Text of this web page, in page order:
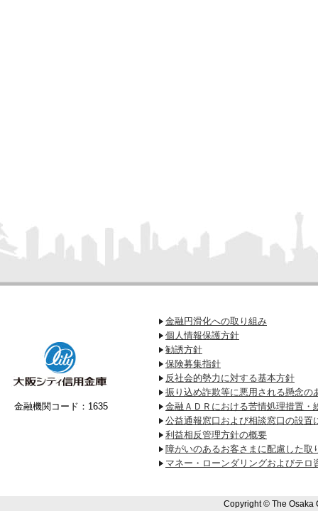
金融機関コード：1635
金融円滑化への取り組み
個人情報保護方針
勧誘方針
保険募集指針
反社会的勢力に対する基本方針
振り込め詐欺等に悪用される懸念の
金融ＡＤＲにおける苦情処理措置・
公益通報窓口および相談窓口の設置
利益相反管理方針の概要
障がいのあるお客さまに配慮した取
マネー・ローンダリングおよびテロ
Copyright © The